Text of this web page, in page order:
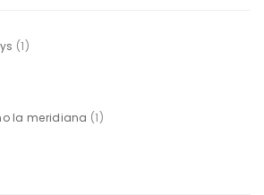
1titolo
la meridiana 1titolo